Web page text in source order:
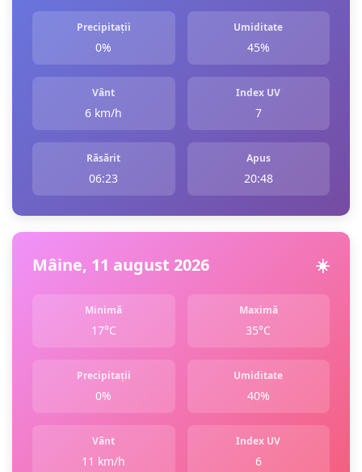
Precipitații
0%
Umiditate
45%
Vânt
6 km/h
Index UV
7
Răsărit
06:23
Apus
20:48
Mâine, 11 august 2026 ☀️
Minimă
17°C
Maximă
35°C
Precipitații
0%
Umiditate
40%
Vânt
11 km/h
Index UV
6